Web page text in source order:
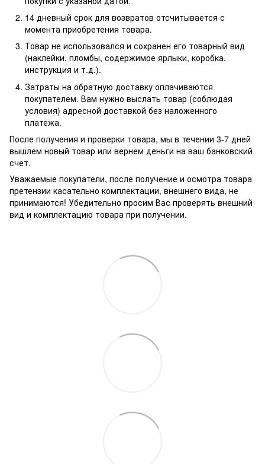
14 дневный срок для возвратов отсчитывается с
момента приобретения товара.
Товар не использовался и сохранен его товарный вид
(наклейки, пломбы, содержимое ярлыки, коробка,
инструкция и т.д.).
Затраты на обратную доставку оплачиваются
покупателем. Вам нужно выслать товар (соблюдая
условия) адресной доставкой без наложенного
платежа.
После получения и проверки товара, мы в течении 3-7 дней
вышлем новый товар или вернем деньги на ваш банковский
счет.
Уважаемые покупатели, после получение и осмотра товара
претензии касательно комплектации, внешнего вида, не
принимаются! Убедительно просим Вас проверять внешний
вид и комплектацию товара при получении.